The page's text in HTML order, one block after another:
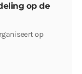
op de
op